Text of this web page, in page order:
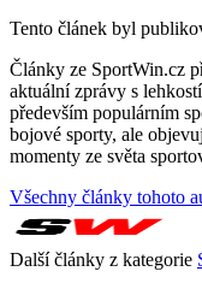
Tento článek byl
Články ze SportWin.cz
aktuální zprávy s
především populárním
bojové sporty, ale
momenty ze světa
Všechny články tohoto
Další články z kategorie